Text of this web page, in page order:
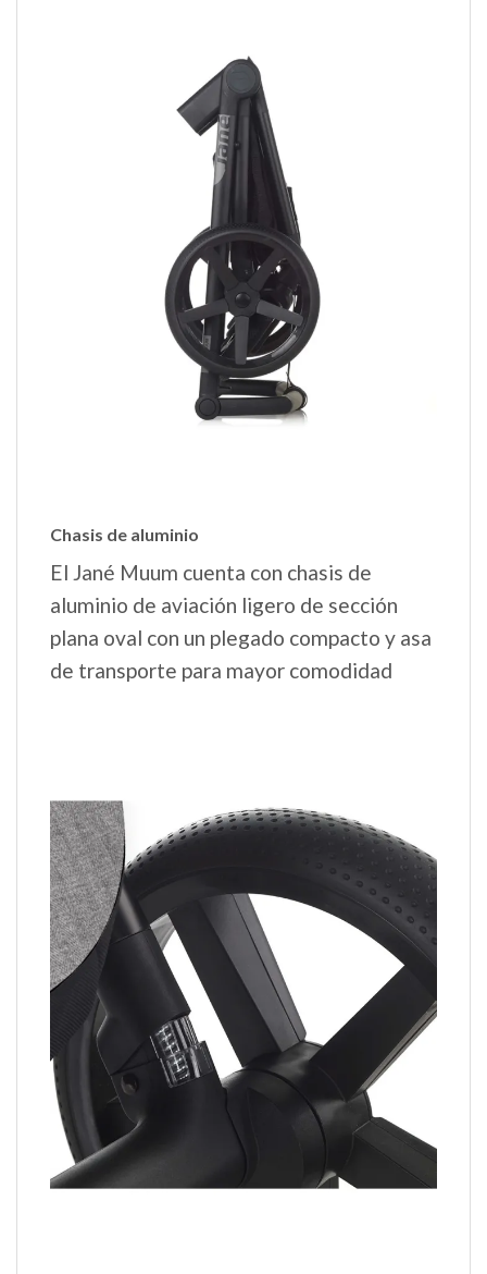
Chasis de aluminio
El Jané Muum cuenta con chasis de
aluminio de aviación ligero de sección
plana oval con un plegado compacto y asa
de transporte para mayor comodidad